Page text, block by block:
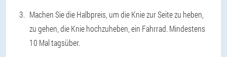
Machen Sie die Halbpreis, um die Knie zur Seite zu heben,
zu gehen, die Knie hochzuheben, ein Fahrrad. Mindestens
10 Mal tagsüber.